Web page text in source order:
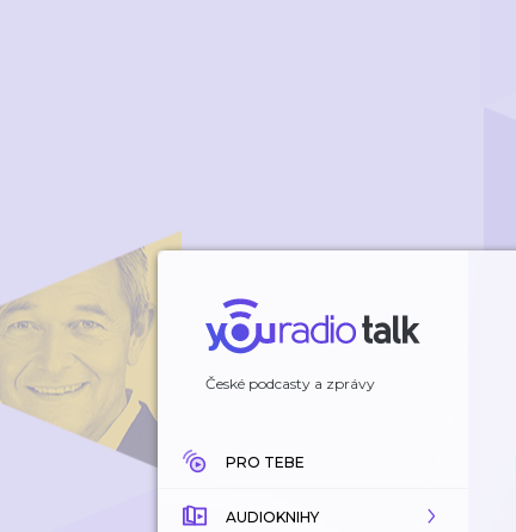
České podcasty a zprávy
PRO TEBE
AUDIOKNIHY